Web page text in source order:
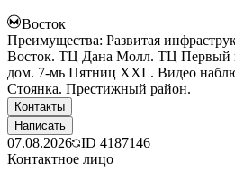
Восток
Преимущества: Развитая
Восток. ТЦ Дана Молл. ТЦ Первый
дом. 7-мь Пятниц ХХL. Видео
Стоянка. Престижный район.
Контакты
Написать
07.08.2026 ID 4187146
Контактное лицо